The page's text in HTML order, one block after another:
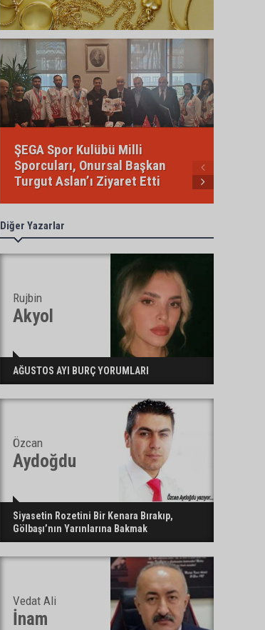
ŞEGA Spor Kulübü Milli
Sporcuları, Onursal Başkan
Turgut Aslan’ı Ziyaret Etti
Diğer Yazarlar
Rujbin
Akyol
AĞUSTOS AYI BURÇ YORUMLARI
Özcan
Aydoğdu
Siyasetin Rozetini Bir Kenara Bırakıp,
Gölbaşı’nın Yarınlarına Bakmak
Vedat Ali
İnam